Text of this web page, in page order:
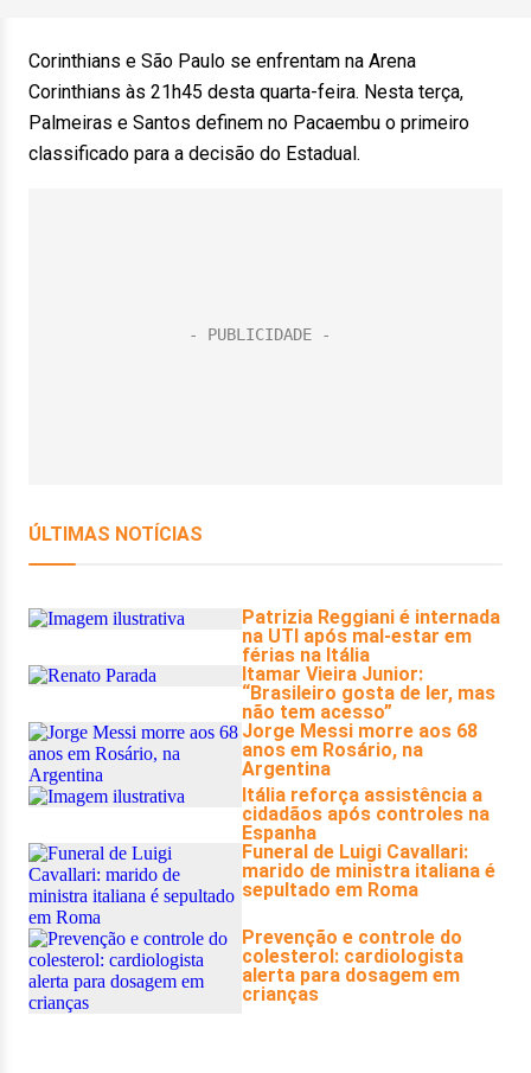
Corinthians e São Paulo se enfrentam na Arena
Corinthians às 21h45 desta quarta-feira. Nesta terça,
Palmeiras e Santos definem no Pacaembu o primeiro
classificado para a decisão do Estadual.